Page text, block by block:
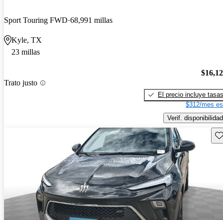
Sport Touring FWD 68,991 millas
Kyle, TX
23 millas
Trato justo
El precio incluye tasas
$312/mes
Verif. disponibilidad